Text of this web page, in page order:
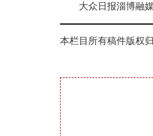
大众日报淄博融
本栏目所有稿件版权